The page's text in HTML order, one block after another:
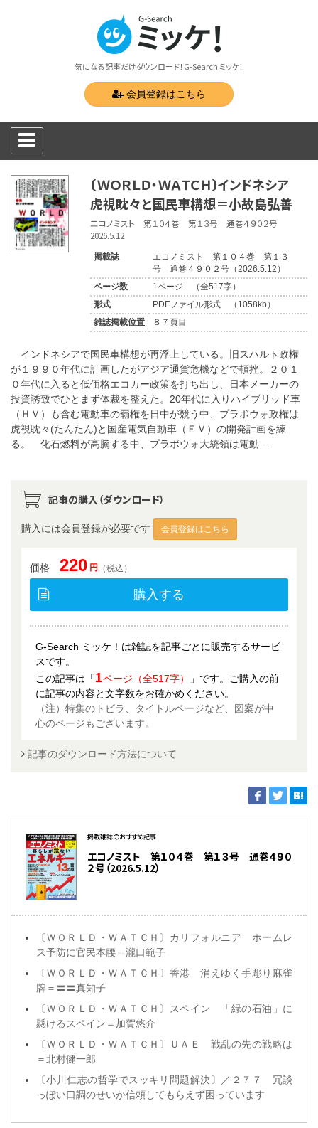
気になる記事だけダウンロード！G-Search ミッケ！
会員登録はこちら
〔ＷＯＲＬＤ・ＷＡＴＣＨ〕インドネシア
虎視眈々と国民車構想＝小故島弘善
エコノミスト 第１０４巻 第１３号 通巻４９０２号
2026.5.12
掲載誌
エコノミスト 第１０４巻 第１３
号 通巻４９０２号（2026.5.12）
ページ数
1ページ （全517字）
形式
PDFファイル形式 （1058kb）
雑誌掲載位置
８７頁目
インドネシアで国民車構想が再浮上している。旧スハルト政権
が１９９０年代に計画したがアジア通貨危機などで頓挫。２０１
０年代に入ると低価格エコカー政策を打ち出し、日本メーカーの
投資誘致でひとまず体裁を整えた。20年代に入りハイブリッド車
（ＨＶ）も含む電動車の覇権を日中が競う中、プラボウォ政権は
虎視眈々(たんたん)と国産電気自動車（ＥＶ）の開発計画を練
る。 化石燃料が高騰する中、プラボウォ大統領は電動…
記事の購入（ダウンロード）
購入には会員登録が必要です 会員登録はこちら
価格 220 円 （税込）
購入する
G-Search ミッケ！は雑誌を記事ごとに販売するサービ
スです。
この記事は「1ページ（全517字）
」です。ご購入の前
に記事の内容と文字数をお確かめください。
（注）特集のトビラ、タイトルページなど、図案が中
心のページもございます。
記事のダウンロード方法について
掲載雑誌のおすすめ記事
エコノミスト 第１０４巻 第１３号 通巻４９０
２号（2026.5.12）
〔ＷＯＲＬＤ・ＷＡＴＣＨ〕カリフォルニア ホームレ
ス予防に官民本腰＝瀧口範子
〔ＷＯＲＬＤ・ＷＡＴＣＨ〕香港 消えゆく手彫り麻雀
牌＝〓〓真知子
〔ＷＯＲＬＤ・ＷＡＴＣＨ〕スペイン 「緑の石油」に
懸けるスペイン＝加賀悠介
〔ＷＯＲＬＤ・ＷＡＴＣＨ〕ＵＡＥ 戦乱の先の戦略は
＝北村健一郎
〔小川仁志の哲学でスッキリ問題解決〕／２７７ 冗談
っぽい口調のせいか信頼してもらえず困っています